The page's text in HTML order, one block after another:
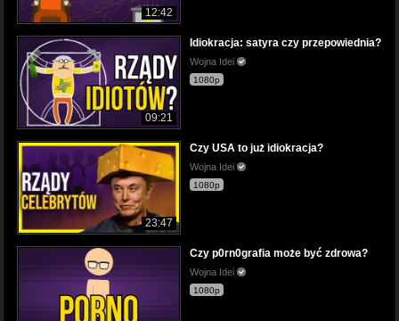
12:42
09:21
Idiokracja: satyra czy przepowiednia?
Wojna Idei
1080p
23:47
Czy USA to już idiokracja?
Wojna Idei
1080p
Czy p0rn0grafia może być zdrowa?
Wojna Idei
1080p